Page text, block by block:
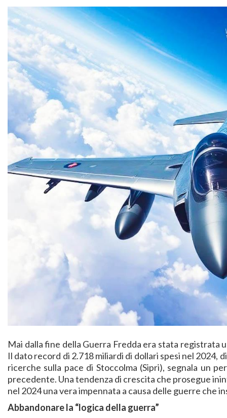
Mai dalla fine della Guerra Fredda era stata registrata
Il dato record di 2.718 miliardi di dollari spesi nel
ricerche sulla pace di Stoccolma (Sipri), segnala un
precedente. Una tendenza di crescita che prosegue
nel 2024 una vera impennata a causa delle guerre che
Abbandonare la “logica della guerra”